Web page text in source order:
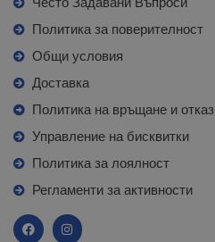
Политика за поверителност
Общи условия
Доставка
Политика на връщане и отказ
Управление на бисквитки
Политика за лоялност
Регламенти за активности